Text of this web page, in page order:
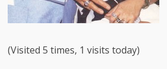
(Visited 5 times, 1 visits today)